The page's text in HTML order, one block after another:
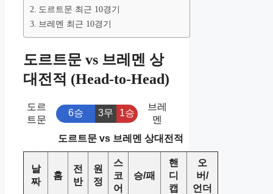
도르트문 최근 10경기
브레멘 최근 10경기
도르트문 vs 브레멘 상
대전적 (Head-to-Head)
도르
트문
6승 3무 1승
브레
멘
도르트문 vs 브레멘 상대전적
날
짜
홈
전
반
원
정
스
코
어
승/패
핸
디
캡
오
버/
언더